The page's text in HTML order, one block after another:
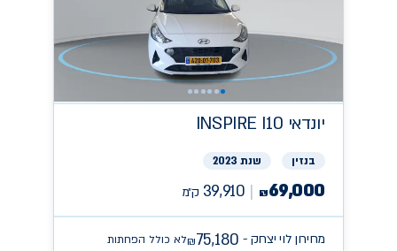
יונדאי INSPIRE I10
בנזין שנת 2023
₪69,000
39,910 ק״מ
מחירון לוי יצחק - ₪75,180 לא כולל הפחתות